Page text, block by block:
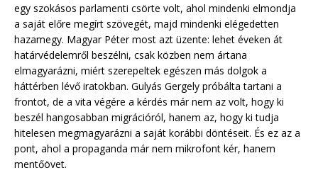
egy szokásos parlamenti csörte volt, ahol mindenki elmondja
a saját előre megírt szövegét, majd mindenki elégedetten
hazamegy. Magyar Péter most azt üzente: lehet éveken át
határvédelemről beszélni, csak közben nem ártana
elmagyarázni, miért szerepeltek egészen más dolgok a
háttérben lévő iratokban. Gulyás Gergely próbálta tartani a
frontot, de a vita végére a kérdés már nem az volt, hogy ki
beszél hangosabban migrációról, hanem az, hogy ki tudja
hitelesen megmagyarázni a saját korábbi döntéseit. És ez az a
pont, ahol a propaganda már nem mikrofont kér, hanem
mentőövet.